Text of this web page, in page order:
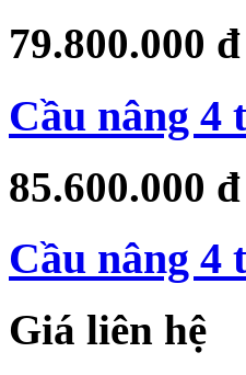
79.800.000 đ
Cầu nâng 4
85.600.000 đ
Cầu nâng 4
Giá liên hệ